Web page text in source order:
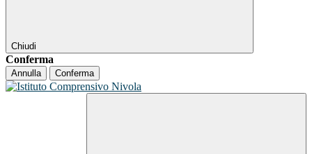
Chiudi
Conferma
Annulla Conferma